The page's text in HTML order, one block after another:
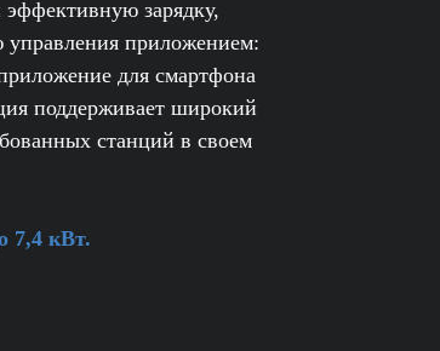
эффективную зарядку,
управления приложением:
для смартфона
поддерживает широкий
станций в своем
7,4 кВт.